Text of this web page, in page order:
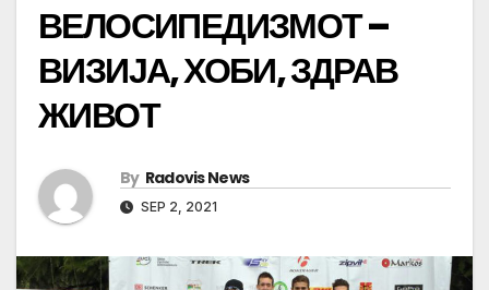
ВЕЛОСИПЕДИЗМОТ –
ВИЗИЈА, ХОБИ, ЗДРАВ
ЖИВОТ
By Radovis News
SEP 2, 2021